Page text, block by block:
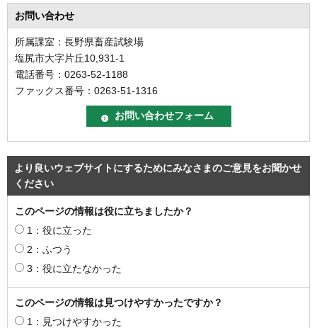
お問い合わせ
所属課室：長野県畜産試験場
塩尻市大字片丘10,931-1
電話番号：0263-52-1188
ファックス番号：0263-51-1316
より良いウェブサイトにするためにみなさまのご意見をお聞かせ
ください
このページの情報は役に立ちましたか？
1：役に立った
2：ふつう
3：役に立たなかった
このページの情報は見つけやすかったですか？
1：見つけやすかった